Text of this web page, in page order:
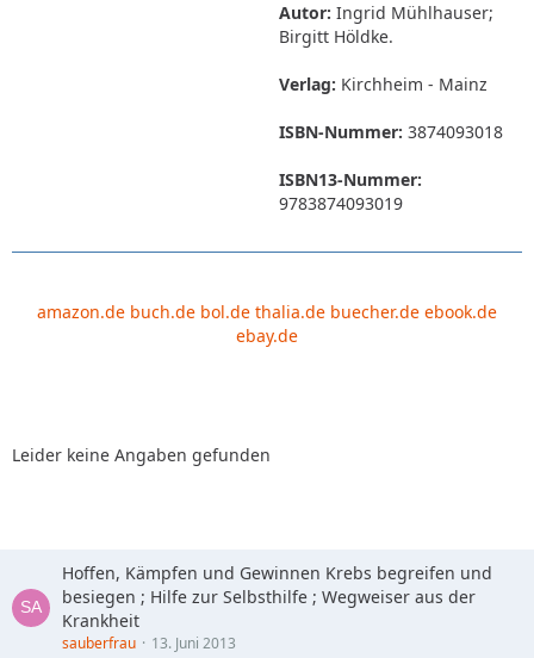
Autor: Ingrid Mühlhauser;
Birgitt Höldke.
Verlag: Kirchheim - Mainz
ISBN-Nummer: 3874093018
ISBN13-Nummer:
9783874093019
amazon.de buch.de bol.de thalia.de buecher.de ebook.de
ebay.de
Leider keine Angaben gefunden
Hoffen, Kämpfen und Gewinnen Krebs begreifen und
besiegen ; Hilfe zur Selbsthilfe ; Wegweiser aus der
Krankheit
sauberfrau 13. Juni 2013